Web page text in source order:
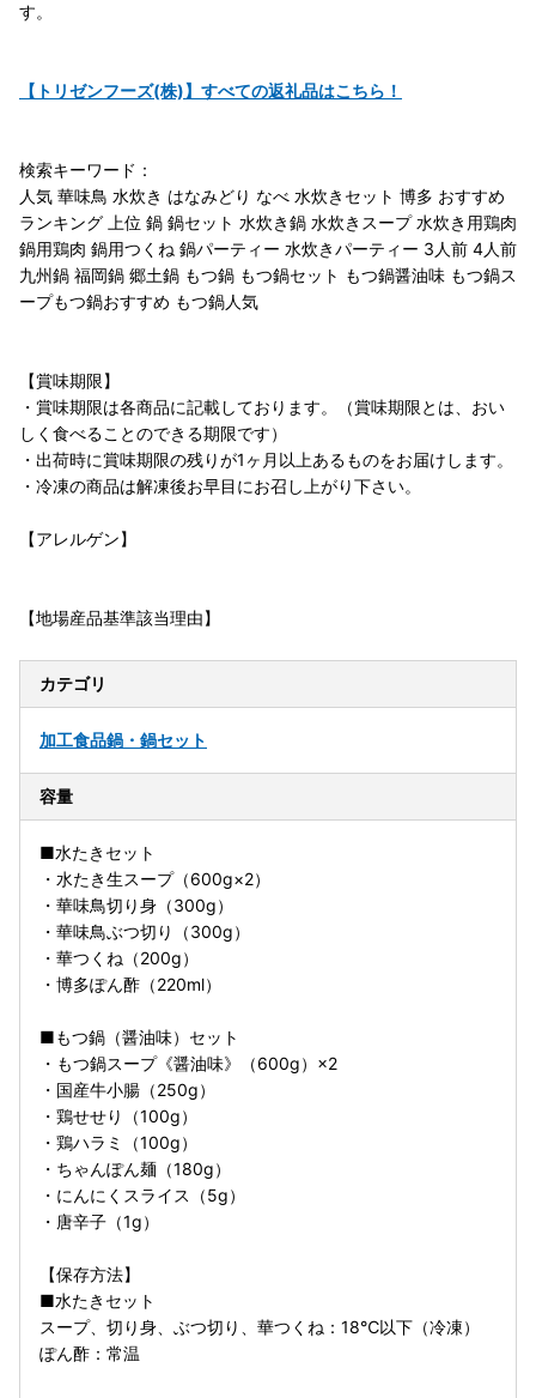
す。
【トリゼンフーズ(株)】すべての返礼品はこちら！
検索キーワード：
人気 華味鳥 水炊き はなみどり なべ 水炊きセット 博多 おすすめ
ランキング 上位 鍋 鍋セット 水炊き鍋 水炊きスープ 水炊き用鶏肉
鍋用鶏肉 鍋用つくね 鍋パーティー 水炊きパーティー 3人前 4人前
九州鍋 福岡鍋 郷土鍋 もつ鍋 もつ鍋セット もつ鍋醤油味 もつ鍋ス
ープもつ鍋おすすめ もつ鍋人気
【賞味期限】
・賞味期限は各商品に記載しております。（賞味期限とは、おい
しく食べることのできる期限です）
・出荷時に賞味期限の残りが1ヶ月以上あるものをお届けします。
・冷凍の商品は解凍後お早目にお召し上がり下さい。
【アレルゲン】
【地場産品基準該当理由】
カテゴリ
加工食品鍋・鍋セット
容量
■水たきセット
・水たき生スープ（600g×2）
・華味鳥切り身（300g）
・華味鳥ぶつ切り（300g）
・華つくね（200g）
・博多ぽん酢（220ml）
■もつ鍋（醤油味）セット
・もつ鍋スープ《醤油味》（600g）×2
・国産牛小腸（250g）
・鶏せせり（100g）
・鶏ハラミ（100g）
・ちゃんぽん麺（180g）
・にんにくスライス（5g）
・唐辛子（1g）
【保存方法】
■水たきセット
スープ、切り身、ぶつ切り、華つくね：18℃以下（冷凍）
ぽん酢：常温